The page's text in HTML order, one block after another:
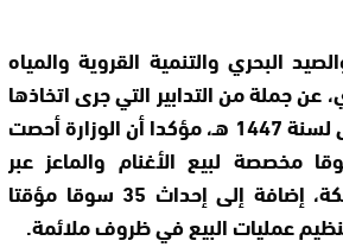
البحري والتنمية القروية والمياه
عن جملة من التدابير التي جرى اتخاذها
استعدادا لعيد الأضحى لسنة 1447 هـ، مؤكدا أن الوزارة أحصت
565 سوقا مخصصة لبيع الأغنام والماعز عبر
مختلف مناطق المملكة، إضافة إلى إحداث 35 سوقا مؤقتا
عمليات البيع في ظروف ملائمة.